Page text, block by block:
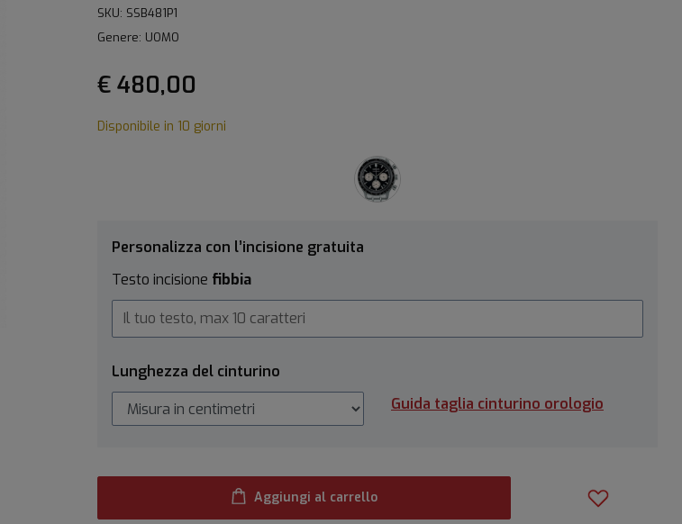
SKU: SSB481P1
Genere: UOMO
€ 480,00
Disponibile in 10 giorni
Personalizza con l’incisione gratuita
Testo incisione fibbia
Lunghezza del cinturino
Guida taglia cinturino orologio
Aggiungi al carrello